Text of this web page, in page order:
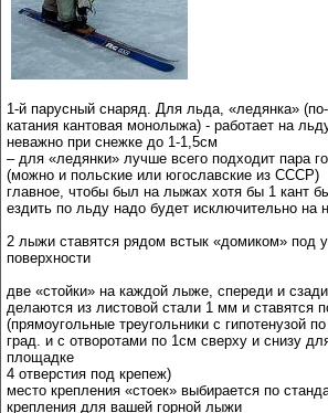
1-й парусный снаряд. Для льда, «ледянка»
катания кантовая монолыжа) - работает на
неважно при снежке до 1-1,5см
– для «ледянки» лучше всего подходит пара
(можно и польские или югославские из СССР)
главное, чтобы был на лыжах хотя бы 1 кант
ездить по льду надо будет исключительно на
2 лыжи ставятся рядом встык «домиком» под
поверхности
две «стойки» на каждой лыже, спереди и
делаются из листовой стали 1 мм и ставятся
(прямоугольные треугольники с гипотенузой
град. и с отворотами по 1см сверху и снизу
площадке
4 отверстия под крепеж)
место крепления «стоек» выбирается по
крепления для вашей горной лыжи